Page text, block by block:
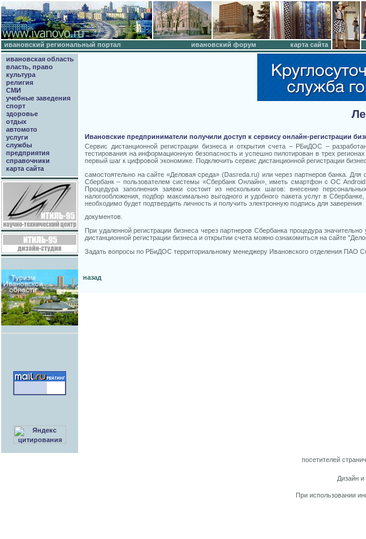
ивановский региональный портал ивановский форум
карта сайта
ивановская область
власть, право
культура
религия
СМИ
учебные заведения
спорт
здоровье
отдых
автомото
услуги
службы
предприятия
справочники
карта сайта
Ивановские предприниматели получили доступ к сервису онлайн-регистрации
Сервис дистанционной регистрации бизнеса и открытия счета – РБиДОС –
тестирования на информационную безопасность и успешно пилотирован в трех
первый шаг к цифровой экономике. Подключить сервис дистанционной регистрации
самостоятельно на сайте «Деловая среда» (Dasreda.ru) или через партнеров банка.
Сбербанк – пользователем системы «Сбербанк Онлайн», иметь смартфон с OC
Процедура заполнения заявки состоит из нескольких шагов: внесение
налогообложения, подбор максимально выгодного и удобного пакета услуг в
необходимо будет подтвердить личность и получить электронную подпись для заверения
документов.
При удаленной регистрации бизнеса через партнеров Сбербанка процедура
дистанционной регистрации бизнеса и открытии счета можно ознакомиться на сайте
Задать вопросы по РБиДОС территориальному менеджеру Ивановского отделения ПАО
назад
посетителей
Дизайн
При использовании